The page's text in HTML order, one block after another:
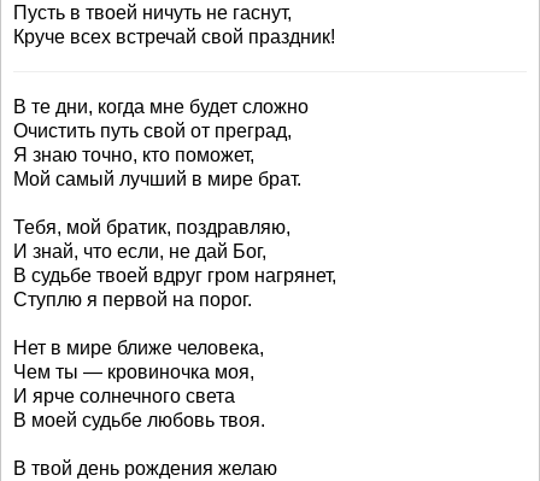
Пусть в твоей ничуть не гаснут,
Круче всех встречай свой праздник!
В те дни, когда мне будет сложно
Очистить путь свой от преград,
Я знаю точно, кто поможет,
Мой самый лучший в мире брат.
Тебя, мой братик, поздравляю,
И знай, что если, не дай Бог,
В судьбе твоей вдруг гром нагрянет,
Ступлю я первой на порог.
Нет в мире ближе человека,
Чем ты — кровиночка моя,
И ярче солнечного света
В моей судьбе любовь твоя.
В твой день рождения желаю